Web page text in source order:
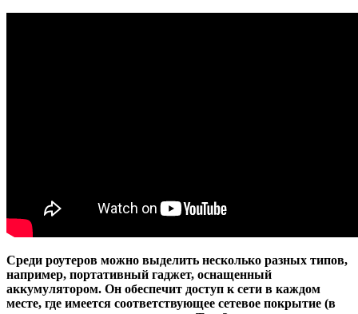
Среди роутеров можно выделить несколько разных типов,
например, портативный гаджет, оснащенный
аккумулятором. Он обеспечит доступ к сети в каждом
месте, где имеется соответствующее сетевое покрытие (в